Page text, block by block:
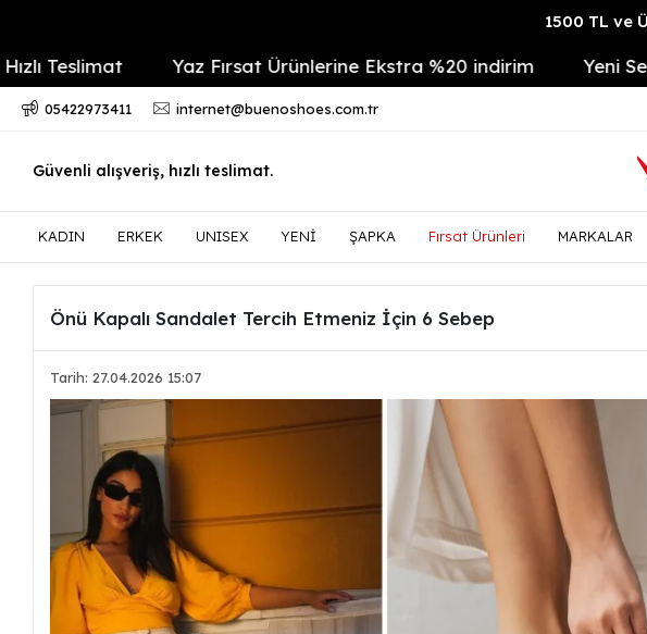
1500 TL ve
Yaz Fırsat Ürünlerine Ekstra %20 indirim Yeni Sezon
05422973411 internet@buenoshoes.com.tr
Güvenli alışveriş, hızlı teslimat.
KADIN ERKEK UNISEX YENİ ŞAPKA Fırsat Ürünleri MARKALAR
Önü Kapalı Sandalet Tercih Etmeniz İçin 6 Sebep
Tarih: 27.04.2026 15:07